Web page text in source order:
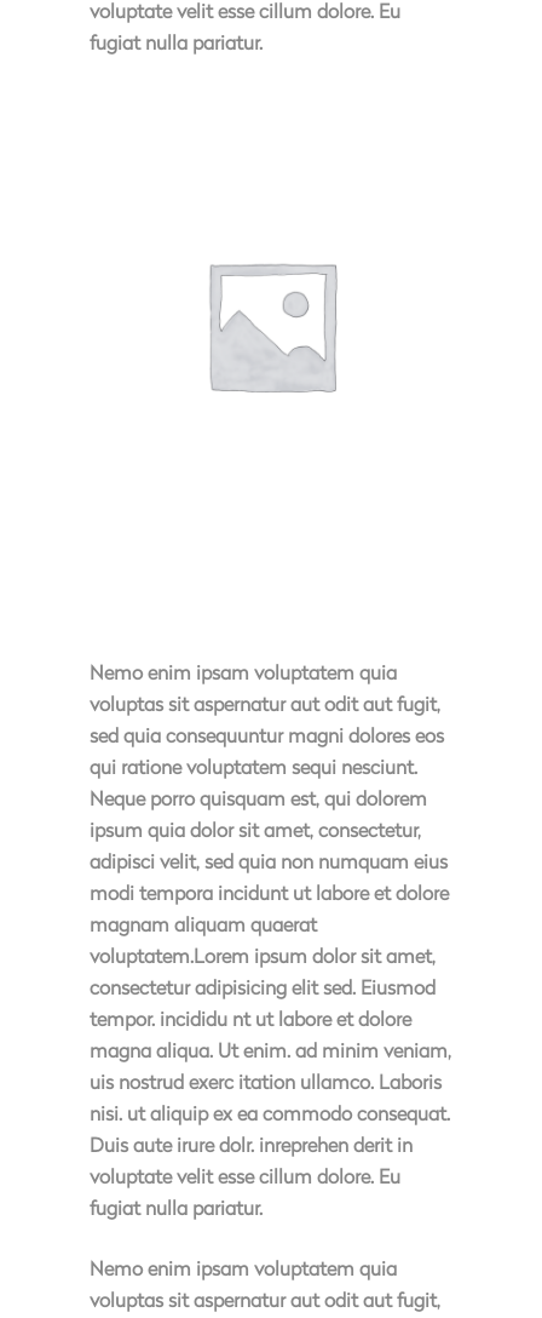
voluptate velit esse cillum dolore. Eu
fugiat nulla pariatur.
Nemo enim ipsam voluptatem quia
voluptas sit aspernatur aut odit aut fugit,
sed quia consequuntur magni dolores eos
qui ratione voluptatem sequi nesciunt.
Neque porro quisquam est, qui dolorem
ipsum quia dolor sit amet, consectetur,
adipisci velit, sed quia non numquam eius
modi tempora incidunt ut labore et dolore
magnam aliquam quaerat
voluptatem.Lorem ipsum dolor sit amet,
consectetur adipisicing elit sed. Eiusmod
tempor. incididu nt ut labore et dolore
magna aliqua. Ut enim. ad minim veniam,
uis nostrud exerc itation ullamco. Laboris
nisi. ut aliquip ex ea commodo consequat.
Duis aute irure dolr. inreprehen derit in
voluptate velit esse cillum dolore. Eu
fugiat nulla pariatur.
Nemo enim ipsam voluptatem quia
voluptas sit aspernatur aut odit aut fugit,